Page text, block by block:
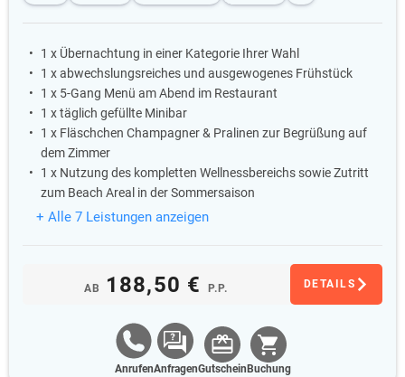
1 x Übernachtung in einer Kategorie Ihrer Wahl
1 x abwechslungsreiches und ausgewogenes Frühstück
1 x 5-Gang Menü am Abend im Restaurant
1 x täglich gefüllte Minibar
1 x Fläschchen Champagner & Pralinen zur Begrüßung auf
dem Zimmer
1 x Nutzung des kompletten Wellnessbereichs sowie Zutritt
zum Beach Areal in der Sommersaison
+ Alle 7 Leistungen anzeigen
AB 188,50 € P.P. DETAILS
AnrufenAnfragenGutschein Buchung